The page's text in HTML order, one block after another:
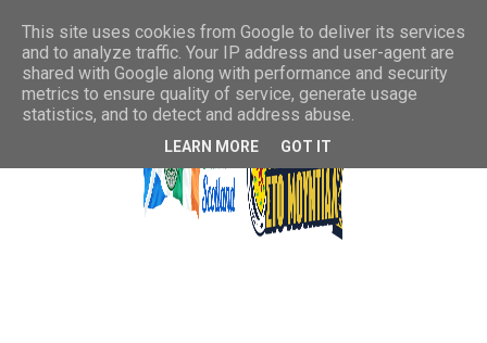
This site uses cookies from Google to deliver its services
and to analyze traffic. Your IP address and user-agent are
shared with Google along with performance and security
metrics to ensure quality of service, generate usage
statistics, and to detect and address abuse.
LEARN MORE GOT IT